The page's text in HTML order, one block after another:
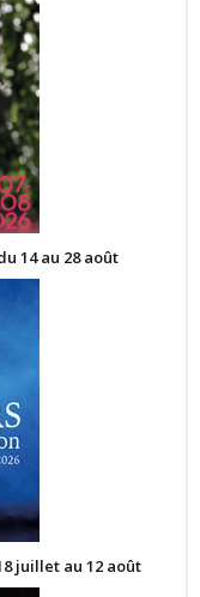
14 au 28 août
juillet au 12 août